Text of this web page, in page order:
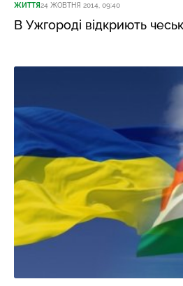
ЖИТТЯ24 ЖОВТНЯ 2014, 09:40
В Ужгороді відкриють